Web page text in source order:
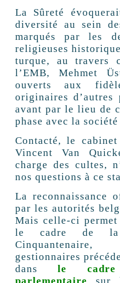
La Sûreté
diversité au sein
marqués par les
religieuses
turque, au travers
l’EMB, Mehmet
ouverts aux
originaires
avant par le lieu de
phase avec la
Contacté, le
Vincent Van
charge des cultes,
nos questions à ce
La reconnaissance
par les autorités
Mais celle-ci permet
le cadre de la
gestionnaires
dansle